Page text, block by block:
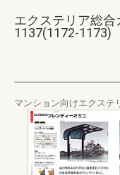
エクステリア総
1137(1172-1173)
マンション向けエクス